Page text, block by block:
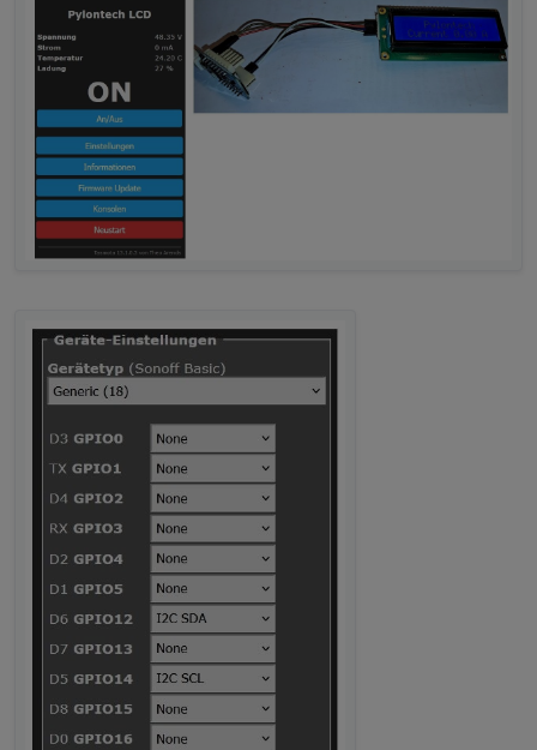
=>websend [192.168.2.75] /cm?cmnd=status 10
Endif
if Timer==10
then
->DisplayText [z]
->DisplayText [l2c1] Voltage %volt% V
endif
if Timer==20
then
->DisplayText [z]
if Timer==30
then
->DisplayText [z]
endif
if Timer==40
then
->DisplayText [z]
->DisplayText [l2c1] Ladung %coul% W
endif
if Timer>50
then
Timer=0
->DisplayText [l1c3] %Text1%